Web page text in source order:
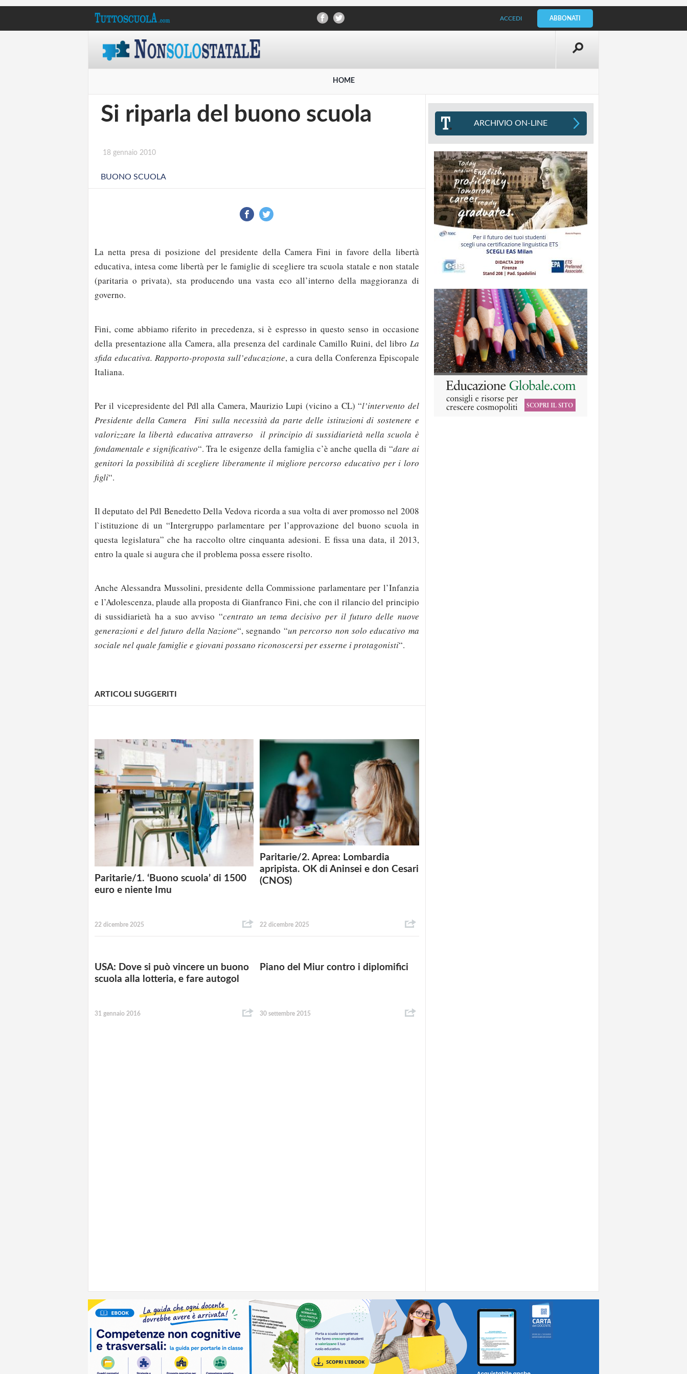
ACCEDI ABBONATI
HOME
Si riparla del buono scuola
18 gennaio 2010
BUONO SCUOLA
La netta presa di posizione del presidente della Camera Fini in favore della libertà
educativa, intesa come libertà per le famiglie di scegliere tra scuola statale e non statale
(paritaria o privata), sta producendo una vasta eco all’interno della maggioranza di
governo.
Fini, come abbiamo riferito in precedenza, si è espresso in questo senso in occasione
della presentazione alla Camera, alla presenza del cardinale Camillo Ruini, del libro La
sfida educativa. Rapporto-proposta sull’educazione, a cura della Conferenza Episcopale
Italiana.
Per il vicepresidente del Pdl alla Camera, Maurizio Lupi (vicino a CL) “l’intervento del
Presidente della Camera Fini sulla necessità da parte delle istituzioni di sostenere e
valorizzare la libertà educativa attraverso il principio di sussidiarietà nella scuola è
fondamentale e significativo“. Tra le esigenze della famiglia c’è anche quella di “dare ai
genitori la possibilità di scegliere liberamente il migliore percorso educativo per i loro
figli“.
Il deputato del Pdl Benedetto Della Vedova ricorda a sua volta di aver promosso nel 2008
l`istituzione di un “Intergruppo parlamentare per l’approvazione del buono scuola in
questa legislatura” che ha raccolto oltre cinquanta adesioni. E fissa una data, il 2013,
entro la quale si augura che il problema possa essere risolto.
Anche Alessandra Mussolini, presidente della Commissione parlamentare per l’Infanzia
e l’Adolescenza, plaude alla proposta di Gianfranco Fini, che con il rilancio del principio
di sussidiarietà ha a suo avviso “centrato un tema decisivo per il futuro delle nuove
generazioni e del futuro della Nazione“, segnando “un percorso non solo educativo ma
sociale nel quale famiglie e giovani possano riconoscersi per esserne i protagonisti“.
ARTICOLI SUGGERITI
Paritarie/1. ‘Buono scuola’ di 1500
euro e niente Imu
22 dicembre 2025
Paritarie/2. Aprea: Lombardia
apripista. OK di Aninsei e don Cesari
(CNOS)
22 dicembre 2025
USA: Dove si può vincere un buono
scuola alla lotteria, e fare autogol
31 gennaio 2016
Piano del Miur contro i diplomifici
30 settembre 2015
ARCHIVIO ON-LINE